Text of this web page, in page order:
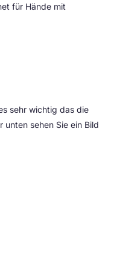
für Hände mit
sehr wichtig das die
sehen Sie ein Bild